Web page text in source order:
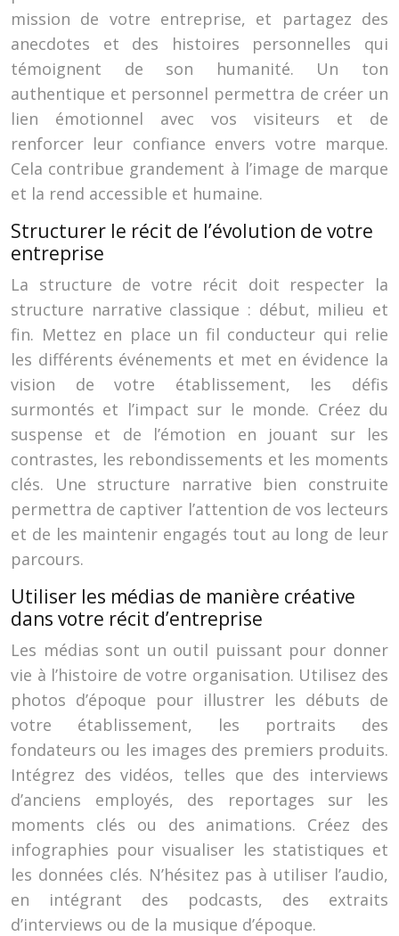
mission de votre entreprise, et partagez des
anecdotes et des histoires personnelles qui
témoignent de son humanité. Un ton
authentique et personnel permettra de créer un
lien émotionnel avec vos visiteurs et de
renforcer leur confiance envers votre marque.
Cela contribue grandement à l’image de marque
et la rend accessible et humaine.
Structurer le récit de l’évolution de votre
entreprise
La structure de votre récit doit respecter la
structure narrative classique : début, milieu et
fin. Mettez en place un fil conducteur qui relie
les différents événements et met en évidence la
vision de votre établissement, les défis
surmontés et l’impact sur le monde. Créez du
suspense et de l’émotion en jouant sur les
contrastes, les rebondissements et les moments
clés. Une structure narrative bien construite
permettra de captiver l’attention de vos lecteurs
et de les maintenir engagés tout au long de leur
parcours.
Utiliser les médias de manière créative
dans votre récit d’entreprise
Les médias sont un outil puissant pour donner
vie à l’histoire de votre organisation. Utilisez des
photos d’époque pour illustrer les débuts de
votre établissement, les portraits des
fondateurs ou les images des premiers produits.
Intégrez des vidéos, telles que des interviews
d’anciens employés, des reportages sur les
moments clés ou des animations. Créez des
infographies pour visualiser les statistiques et
les données clés. N’hésitez pas à utiliser l’audio,
en intégrant des podcasts, des extraits
d’interviews ou de la musique d’époque.